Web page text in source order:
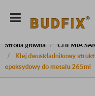
Strona główna CHEMIA
Klej dwuskładnikowy
epoksydowy do metalu 265ml